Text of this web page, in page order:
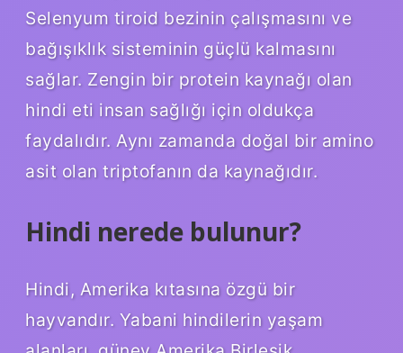
Selenyum tiroid bezinin çalışmasını ve
bağışıklık sisteminin güçlü kalmasını
sağlar. Zengin bir protein kaynağı olan
hindi eti insan sağlığı için oldukça
faydalıdır. Aynı zamanda doğal bir amino
asit olan triptofanın da kaynağıdır.
Hindi nerede bulunur?
Hindi, Amerika kıtasına özgü bir
hayvandır. Yabani hindilerin yaşam